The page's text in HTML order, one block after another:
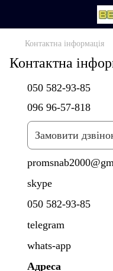
Контактна інформація
Контактна
050 582-93-85
096 96-57-818
Замовити
skype
050 582-93-85
telegram
whats-app
Адреса